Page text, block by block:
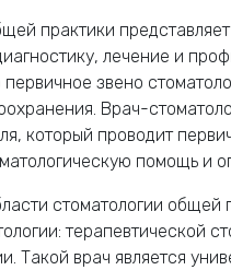
практики
лечение и
первичное звено
Врач-
который проводит
помощь и
стоматологии
терапевтической
Такой врач является